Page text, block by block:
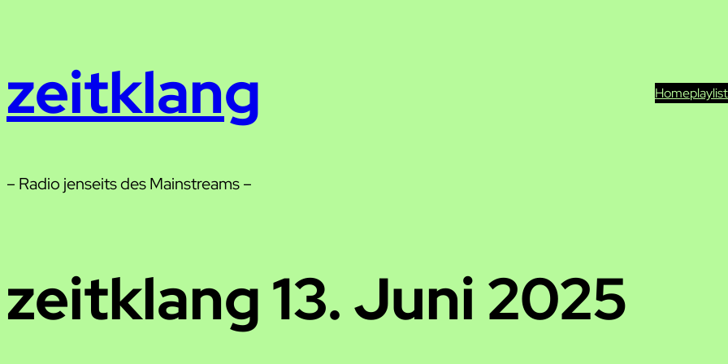
zeitklang Home
– Radio jenseits des Mainstreams –
zeitklang 13. Juni 2025